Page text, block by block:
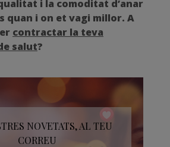
i la comoditat d’anar
quan i on et vagi millor. A
contractar la teva
salut?
NOVETATS, AL TEU
CORREU